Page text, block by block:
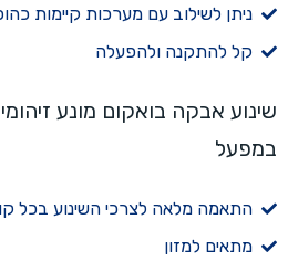
ניתן לשילוב עם מערכות קיימות
קל להתקנה ולהפעלה
שינוע אבקה בואקום מונע
במפעל
התאמה מלאה לצרכי השינוע בכל קו
מתאים למזון